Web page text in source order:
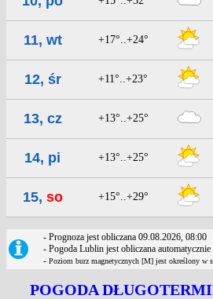
11, wt +17°..+24°
12, śr +11°..+23°
13, cz +13°..+25°
14, pi +13°..+25°
15, so +15°..+29°
- Prognoza jest obliczana 09.08.2026, 08:00
- Pogoda Lublin jest obliczana automatycznie
- Poziom burz magnetycznych [M] jest określony w
POGODA